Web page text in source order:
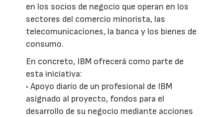
en los socios de negocio que operan en los
sectores del comercio minorista, las
telecomunicaciones, la banca y los bienes de
consumo.
En concreto, IBM ofrecerá como parte de
esta iniciativa:
• Apoyo diario de un profesional de IBM
asignado al proyecto, fondos para el
desarrollo de su negocio mediante acciones